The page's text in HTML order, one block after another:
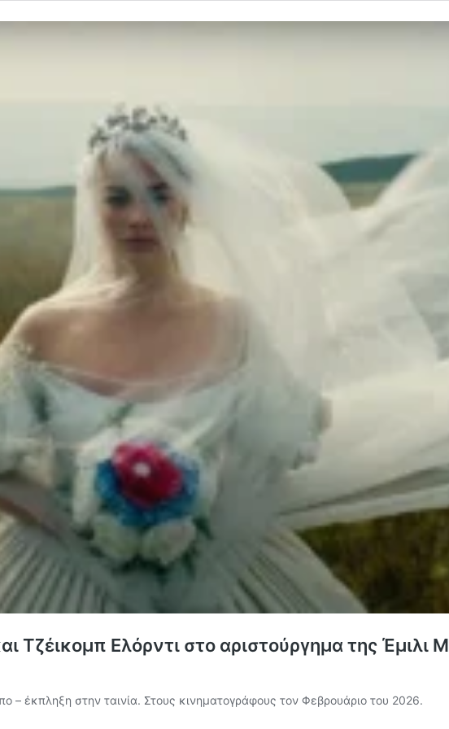
Τζέικομπ Ελόρντι στο αριστούργημα της
έκπληξη στην ταινία. Στους κινηματογράφους τον Φεβρουάριο του 2026.